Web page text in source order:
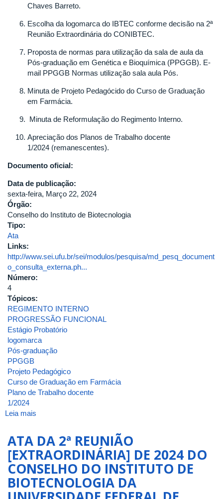
Chaves Barreto.
Escolha da logomarca do IBTEC conforme decisão na 2ª
Reunião Extraordinária do CONIBTEC.
Proposta de normas para utilização da sala de aula da
Pós-graduação em Genética e Bioquímica (PPGGB). E-
mail PPGGB Normas utilização sala aula Pós.
Minuta de Projeto Pedagócido do Curso de Graduação
em Farmácia.
Minuta de Reformulação do Regimento Interno.
Apreciação dos Planos de Trabalho docente
1/2024 (remanescentes).
Documento oficial:
Data de publicação:
sexta-feira, Março 22, 2024
Órgão:
Conselho do Instituto de Biotecnologia
Tipo:
Ata
Links:
http://www.sei.ufu.br/sei/modulos/pesquisa/md_pesq_document
o_consulta_externa.ph...
Número:
4
Tópicos:
REGIMENTO INTERNO
PROGRESSÃO FUNCIONAL
Estágio Probatório
logomarca
Pós-graduação
PPGGB
Projeto Pedagógico
Curso de Graduação em Farmácia
Plano de Trabalho docente
1/2024
Leia mais
4ª
REUNIÃO
[ORDINÁRIA]
DE
2024
DO
ATA DA 2ª REUNIÃO
[EXTRAORDINÁRIA] DE 2024 DO
CONSELHO DO INSTITUTO DE
BIOTECNOLOGIA DA